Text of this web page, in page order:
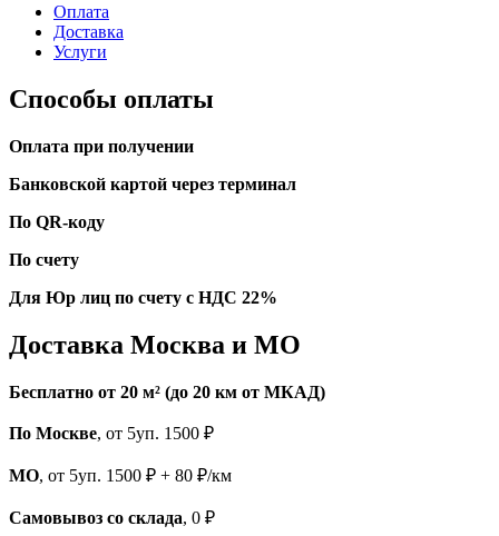
Оплата
Доставка
Услуги
Способы оплаты
Оплата при получении
Банковской картой через терминал
По QR-коду
По счету
Для Юр лиц по счету с НДС 22%
Доставка Москва и МО
Бесплатно от 20 м² (до 20 км от МКАД)
По Москве, от 5уп. 1500 ₽
МО, от 5уп. 1500 ₽ + 80 ₽/км
Самовывоз со склада, 0 ₽